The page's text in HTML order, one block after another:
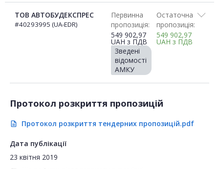
ТОВ АВТОБУДЕКСПРЕС
#40293995 (UA-EDR)
Первинна
пропозиція:
549 902,97
UAH з ПДВ
Зведені
відомості
АМКУ
Остаточна
пропозиція:
549 902,97
UAH з ПДВ
Протокол розкриття пропозицій
description Протокол розкриття тендерних пропозицій.pdf
Дата публікації
23 квітня 2019